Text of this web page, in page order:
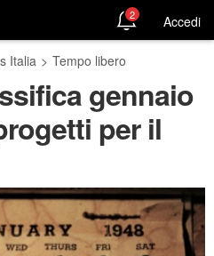
2 Accedi
Italia > Tempo libero
gennaio
per il